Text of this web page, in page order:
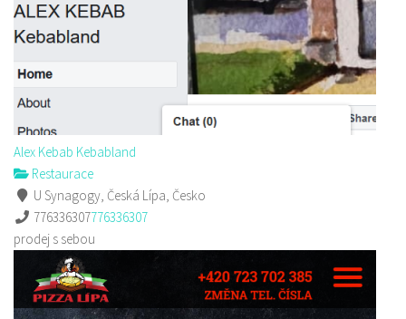
Alex Kebab Kebabland
Restaurace
U Synagogy, Česká Lípa, Česko
776336307776336307
prodej s sebou